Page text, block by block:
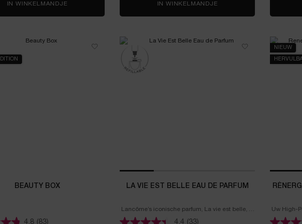
IN WINKELMANDJE LIP IDÔLE BUTTERGLOW MINI SETIN WINKELMANDJE LIP IDÔLE BUTTERGLOW
BEAUTY BOX
4.8 (83)
LA VIE EST BELLE EAU DE PARFUM
Lancôme’s iconische parfum, La vie est belle, is
een ware ode aan geluk.
4.4 (33)
NIEUW
Uw High-